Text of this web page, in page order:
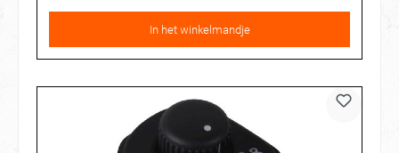
In het winkelmandje